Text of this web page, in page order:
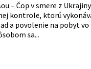
– Čop v smere z Ukrajiny
kontrole, ktorú
a povolenie na pobyt vo
sa...